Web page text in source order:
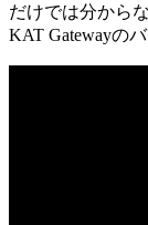
ル、
交
だけでは分から
KAT Gatewayの